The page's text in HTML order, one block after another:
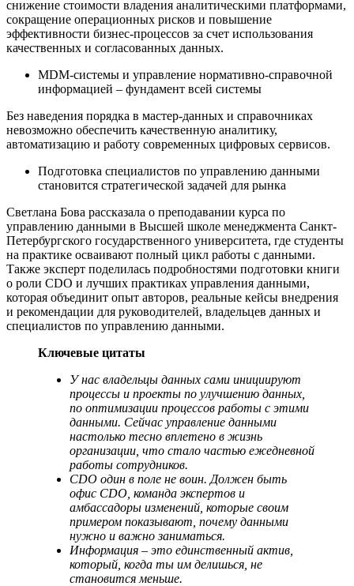
снижение стоимости владения аналитическими платформами,
сокращение операционных рисков и повышение
эффективности бизнес-процессов за счет использования
качественных и согласованных данных.
MDM-системы и управление нормативно-справочной
информацией – фундамент всей системы
Без наведения порядка в мастер-данных и справочниках
невозможно обеспечить качественную аналитику,
автоматизацию и работу современных цифровых сервисов.
Подготовка специалистов по управлению данными
становится стратегической задачей для рынка
Светлана Бова рассказала о преподавании курса по
управлению данными в Высшей школе менеджмента Санкт-
Петербургского государственного университета, где студенты
на практике осваивают полный цикл работы с данными.
Также эксперт поделилась подробностями подготовки книги
о роли CDO и лучших практиках управления данными,
которая объединит опыт авторов, реальные кейсы внедрения
и рекомендации для руководителей, владельцев данных и
специалистов по управлению данными.
Ключевые цитаты
У нас владельцы данных сами инициируют
процессы и проекты по улучшению данных,
по оптимизации процессов работы с этими
данными. Сейчас управление данными
настолько тесно вплетено в жизнь
организации, что стало частью ежедневной
работы сотрудников.
CDO один в поле не воин. Должен быть
офис CDO, команда экспертов и
амбассадоры изменений, которые своим
примером показывают, почему данными
нужно и важно заниматься.
Информация – это единственный актив,
который, когда ты им делишься, не
становится меньше.